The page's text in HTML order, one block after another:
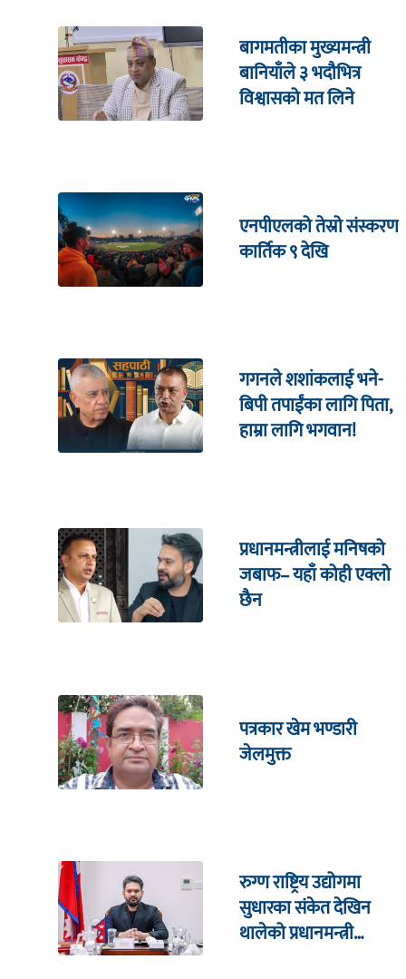
बागमतीका मुख्यमन्त्री
बानियाँले ३ भदौभित्र
विश्वासको मत लिने
एनपीएलको तेस्रो संस्करण
कार्तिक ९ देखि
गगनले शशांकलाई भने-
बिपी तपाईंका लागि पिता,
हाम्रा लागि भगवान!
प्रधानमन्त्रीलाई मनिषको
जबाफ– यहाँ कोही एक्लो
छैन
पत्रकार खेम भण्डारी
जेलमुक्त
रुग्ण राष्ट्रिय उद्योगमा
सुधारका संकेत देखिन
थालेको प्रधानमन्त्री